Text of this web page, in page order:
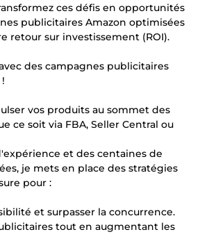
ces défis en opportunités
publicitaires Amazon optimisées
retour sur investissement (ROI).
des campagnes publicitaires
vos produits au sommet des
ce soit via FBA, Seller Central ou
et des centaines de
je mets en place des stratégies
pour :
et surpasser la concurrence.
tout en augmentant les